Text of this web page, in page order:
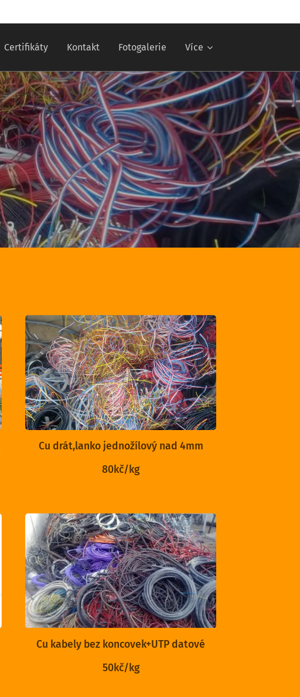
Certifikáty Kontakt Fotogalerie Více
Cu drát,lanko jednožílový nad 4mm
80kč/kg
Cu kabely bez koncovek+UTP datové
50kč/kg